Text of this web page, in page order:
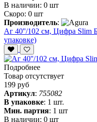
В наличии: 0 шт
Скоро: 0 шт
Производитель:
Аг 40''/102 см, Цифра Slim
упаковке)
Подробнее
Товар отсутствует
199 руб
Артикул: 755082
В упаковке: 1 шт.
Мин. партия: 1 шт
В наличии: 0 шт